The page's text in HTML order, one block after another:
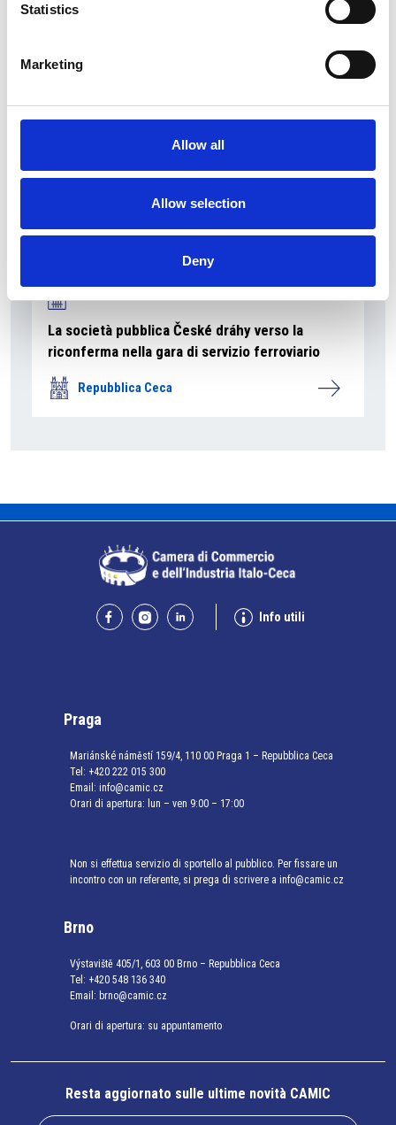
Statistics
Marketing
Allow all
Allow selection
Deny
La Škoda avvia la produzione del suo SUV Peaq
La società pubblica České dráhy verso la
riconferma nella gara di servizio ferroviario
Repubblica Ceca
Info utili
Praga
Mariánské náměstí 159/4, 110 00 Praga 1 – Repubblica Ceca
Tel: +420 222 015 300
Email: info@camic.cz
Orari di apertura: lun – ven 9:00 – 17:00
Non si effettua servizio di sportello al pubblico. Per fissare un
incontro con un referente, si prega di scrivere a info@camic.cz
Brno
Výstaviště 405/1, 603 00 Brno – Repubblica Ceca
Tel: +420 548 136 340
Email: brno@camic.cz
Orari di apertura: su appuntamento
Resta aggiornato sulle ultime novità CAMIC